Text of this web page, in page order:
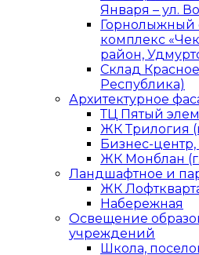
Января – ул.
Горнолыжный
комплекс
район,
Склад
Республика)
Архитектурное
ТЦ Пятый
ЖК Трилогия
Бизнес-
ЖК Монблан
Ландшафтное и
ЖК
Набережная
Освещение
учреждений
Школа,